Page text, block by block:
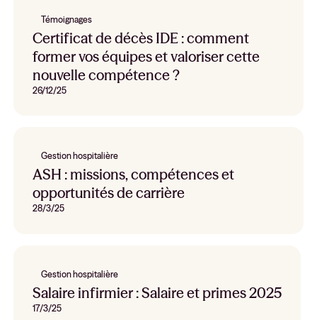
Témoignages
Certificat de décès IDE : comment
former vos équipes et valoriser cette
nouvelle compétence ?
26/12/25
Gestion hospitalière
ASH : missions, compétences et
opportunités de carrière
28/3/25
Gestion hospitalière
Salaire infirmier : Salaire et primes 2025
17/3/25